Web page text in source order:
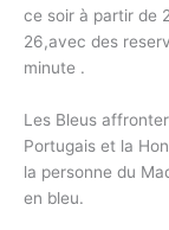
ce soir à partir de
26,avec des
minute .
Les Bleus
Portugais et la
la personne du
en bleu.